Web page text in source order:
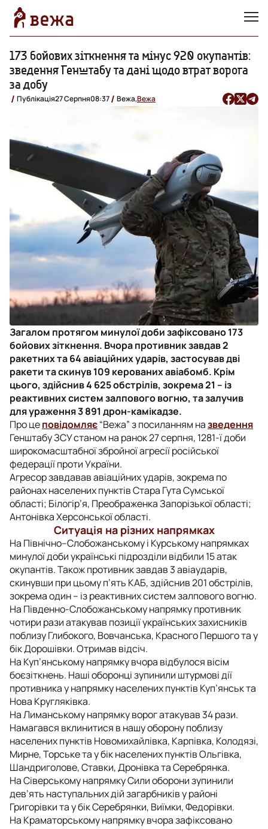
173 бойових зіткнення та мінус 920 окупантів:
зведення Генштабу та дані щодо втрат ворога
за добу
Публікація27 Серпня08:37 Вежа,Вежа
Загалом протягом минулої доби зафіксовано 173
бойових зіткнення. Вчора противник завдав 2
ракетних та 64 авіаційних ударів, застосував дві
ракети та скинув 109 керованих авіабомб. Крім
цього, здійснив 4 625 обстрілів, зокрема 21 – із
реактивних систем залпового вогню, та залучив
для ураження 3 891 дрон-камікадзе.
Про цеповідомляє“Вежа” з посиланням назведення
Генштабу ЗСУ станом на ранок 27 серпня, 1281-ї доби
широкомасштабної збройної агресії російської
федерації проти України.
Агресор завдавав авіаційних ударів, зокрема по
районах населених пунктів Стара Гута Сумської
області; Білогір’я, Преображенка Запорізької області;
Антонівка Херсонської області.
Ситуація на різних напрямках
На Північно–Слобожанському і Курському напрямках
минулої доби українські підрозділи відбили 15 атак
окупантів. Також противник завдав 3 авіаударів,
скинувши при цьому п’ять КАБ, здійснив 201 обстрілів,
зокрема один – із реактивних систем залпового вогню.
На Південно-Слобожанському напрямку противник
чотири рази атакував позиції українських захисників
поблизу Глибокого, Вовчанська, Красного Першого та у
бік Дорошівки. Отримав відсіч.
На Куп’янському напрямку вчора відбулося вісім
боєзіткнень. Наші оборонці зупинили штурмові дії
противника у напрямку населених пунктів Куп’янськ та
Нова Кругляківка.
На Лиманському напрямку ворог атакував 34 рази.
Намагався вклинитися в нашу оборону поблизу
населених пунктів Новомихайлівка, Карпівка, Колодязі,
Мирне, Торське та у бік населених пунктів Ольгівка,
Шандриголове, Ставки, Дронівка та Серебрянка.
На Сіверському напрямку Сили оборони зупинили
дев’ять наступальних дій загарбників у районі
Григорівки та у бік Серебрянки, Виїмки, Федорівки.
На Краматорському напрямку вчора зафіксовано